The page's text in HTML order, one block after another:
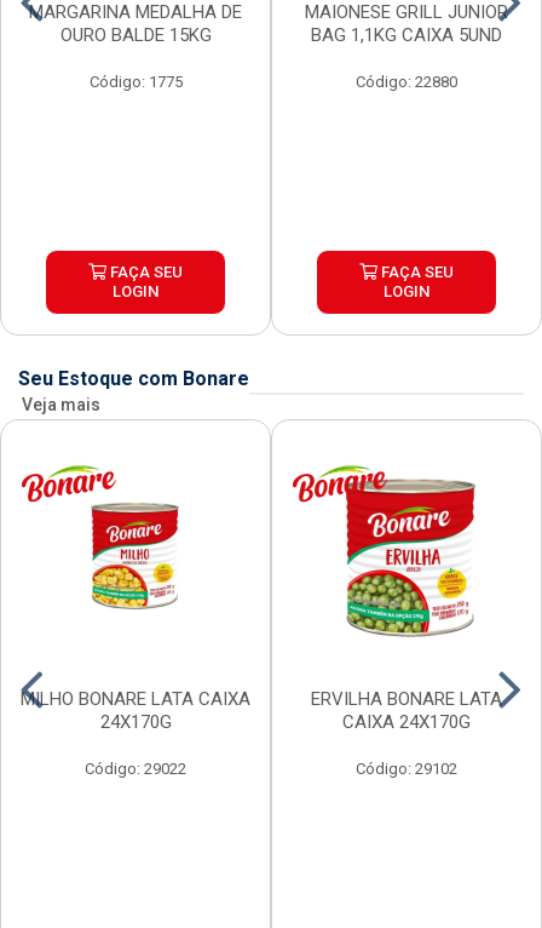
MARGARINA MEDALHA DE
OURO BALDE 15KG
Código: 1775
FAÇA SEU
LOGIN
MAIONESE GRILL JUNIOR
BAG 1,1KG CAIXA 5UND
Código: 22880
FAÇA SEU
LOGIN
Seu Estoque com Bonare
Veja mais
MILHO BONARE LATA CAIXA
24X170G
Código: 29022
ERVILHA BONARE LATA
CAIXA 24X170G
Código: 29102